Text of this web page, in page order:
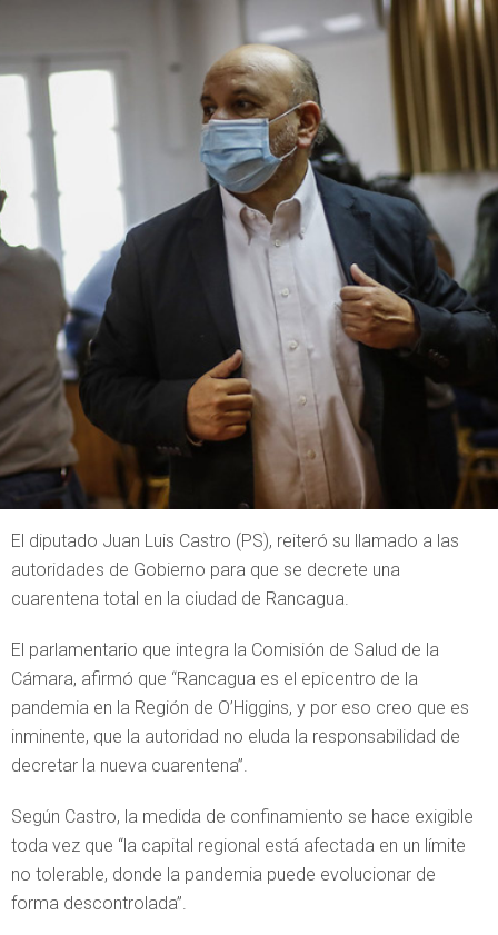
El diputado Juan Luis Castro (PS), reiteró su llamado a las
autoridades de Gobierno para que se decrete una
cuarentena total en la ciudad de Rancagua.
El parlamentario que integra la Comisión de Salud de la
Cámara, afirmó que “Rancagua es el epicentro de la
pandemia en la Región de O’Higgins, y por eso creo que es
inminente, que la autoridad no eluda la responsabilidad de
decretar la nueva cuarentena”.
Según Castro, la medida de confinamiento se hace exigible
toda vez que “la capital regional está afectada en un límite
no tolerable, donde la pandemia puede evolucionar de
forma descontrolada”.